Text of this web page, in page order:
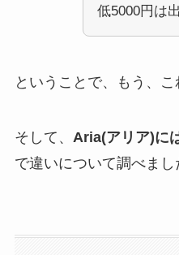
低5000円は
ということで、もう、こ
そして、 Aria(アリア)に
で違いについて調べまし